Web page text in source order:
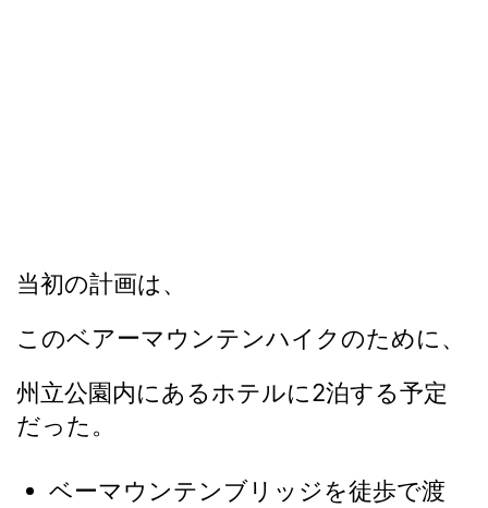
当初の計画は、
このベアーマウンテンハイクのために、
州立公園内にあるホテルに2泊する予定
だった。
ベーマウンテンブリッジを徒歩で渡